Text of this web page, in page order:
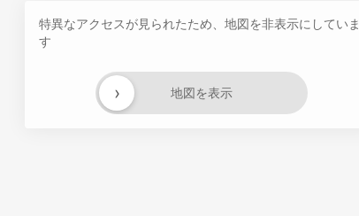
特異なアクセスが見られたため、地図を非表示にしていま
す
地図を表示
›